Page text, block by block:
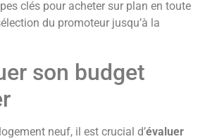
clés pour acheter sur plan en toute
du promoteur jusqu’à la
son budget
neuf, il est crucial d’évaluer